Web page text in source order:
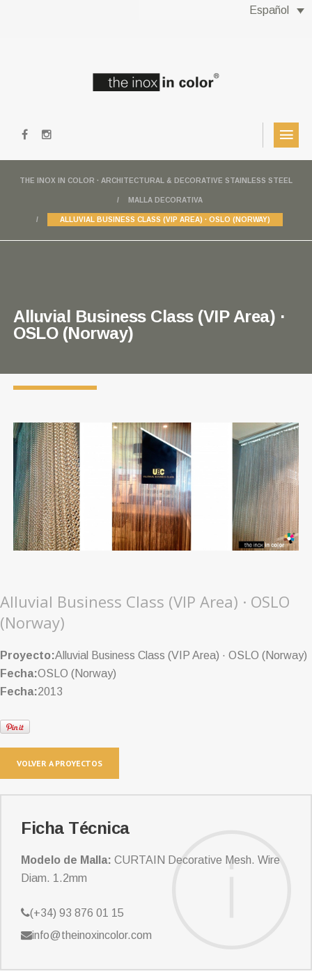
Español
THE INOX IN COLOR · ARCHITECTURAL & DECORATIVE STAINLESS STEEL
MALLA DECORATIVA
ALLUVIAL BUSINESS CLASS (VIP AREA) · OSLO (NORWAY)
Alluvial Business Class (VIP Area) ·
OSLO (Norway)
Alluvial Business Class (VIP Area) · OSLO
(Norway)
Proyecto:Alluvial Business Class (VIP Area) · OSLO (Norway)
Fecha:OSLO (Norway)
Fecha:2013
VOLVER A PROYECTOS
Ficha Técnica
Modelo de Malla: CURTAIN Decorative Mesh. Wire
Diam. 1.2mm
(+34) 93 876 01 15
info@theinoxincolor.com